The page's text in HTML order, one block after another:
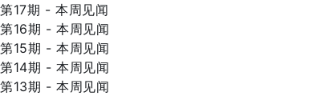
第17期 - 本周见闻
第16期 - 本周见闻
第15期 - 本周见闻
第14期 - 本周见闻
第13期 - 本周见闻